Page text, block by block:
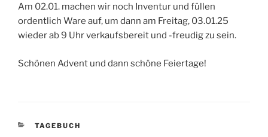
Am 02.01. machen wir noch Inventur und füllen
ordentlich Ware auf, um dann am Freitag, 03.01.25
wieder ab 9 Uhr verkaufsbereit und -freudig zu sein.
Schönen Advent und dann schöne Feiertage!
KATEGORIEN
TAGEBUCH